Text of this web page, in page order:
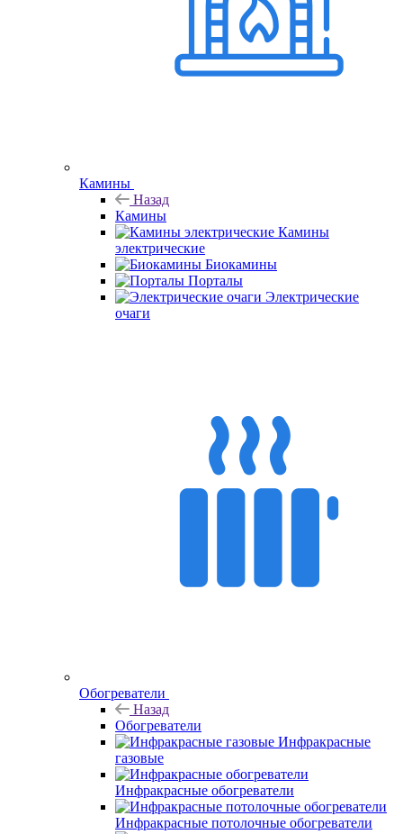
Камины
Назад
Камины
Камины
электрические
Биокамины
Порталы
Электрические
очаги
Обогреватели
Назад
Обогреватели
Инфракрасные
газовые
Инфракрасные обогреватели
Инфракрасные потолочные обогреватели